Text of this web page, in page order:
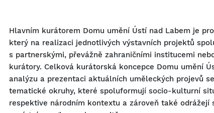
Hlavním kurátorem Domu umění Ústí nad Labem je
který na realizaci jednotlivých výstavních projektů
s partnerskými, převážně zahraničními institucemi
kurátory. Celková kurátorská koncepce Domu umění
analýzu a prezentaci aktuálních uměleckých projevů
tematické okruhy, které spoluformují socio-kulturní
respektive národním kontextu a zároveň také odrážejí